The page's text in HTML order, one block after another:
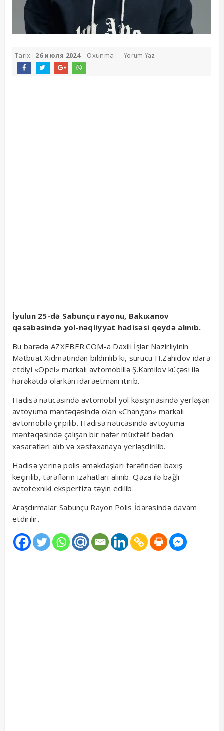
Tarix : 26 июля 2024 Oxunma : Yorum Yaz
İyulun 25-də Sabunçu rayonu, Bakıxanov
qəsəbəsində yol-nəqliyyat hadisəsi qeydə alınıb.
Bu barədə AZXEBER.COM-a Daxili İşlər Nazirliyinin
Mətbuat Xidmətindən bildirilib ki, sürücü H.Zahidov idarə
etdiyi «Opel» markalı avtomobillə Ş.Kamilov küçəsi ilə
hərəkətdə olarkən idarəetməni itirib.
Hadisə nəticəsində avtomobil yol kəsişməsində yerləşən
avtoyuma məntəqəsində olan «Changan» markalı
avtomobilə çırpılıb. Hadisə nəticəsində avtoyuma
məntəqəsində çalışan bir nəfər müxtəlif bədən
xəsarətləri alıb və xəstəxanaya yerləşdirilib.
Hadisə yerinə polis əməkdaşları tərəfindən baxış
keçirilib, tərəflərin izahatları alınıb. Qəza ilə bağlı
avtotexniki ekspertiza təyin edilib.
Araşdırmalar Sabunçu Rayon Polis İdarəsində davam
etdirilir.